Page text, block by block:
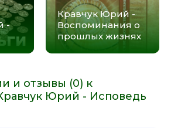
-
Кравчук Юрий -
Воспоминания о
прошлых жизнях
и отзывы (0) к
Юрий - Исповедь